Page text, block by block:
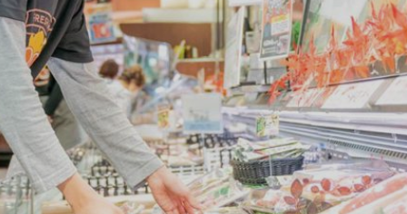
Home ホーム
News お知らせ